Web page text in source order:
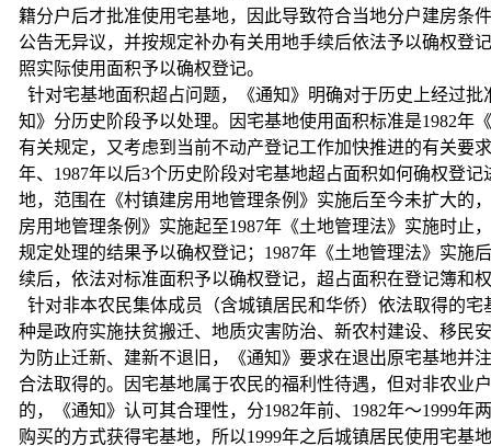
籍分户后才批准使用宅基地，因此导致符合当地分户建房条
公告无异议，并按规定补办有关用地手续后依法予以确权登
照实际使用面积予以确权登记。
针对宅基地面积超占问题，《通知》明确对于历史上经过
知》分历史阶段予以处理。因宅基地使用面积标准是1982年
有关规定，又考虑到当前不动产登记工作加快推进的有关要
年、1987年以后3个历史阶段对宅基地超占面积如何确权登
地，范围在《村镇建房用地管理条例》实施后至今未扩大的
房用地管理条例》实施起至1987年《土地管理法》实施时
规定处理的结果予以确权登记；1987年《土地管理法》实施
续后，依法对标准面积予以确权登记，超占面积在登记簿和
针对非本农民集体成员（含城镇居民和华侨）依法取得的
种是政府实施扶贫搬迁、地质灾害防治、新农村建设、移民
为防止迁新、建新不退旧，《通知》要求在退出原宅基地并
合法取得的。因宅基地属于农民的福利性待遇，但对非农业
的，《通知》认可其合理性，分1982年前、1982年～1999
购买的方式获得宅基地，所以1999年之后城镇居民使用宅基